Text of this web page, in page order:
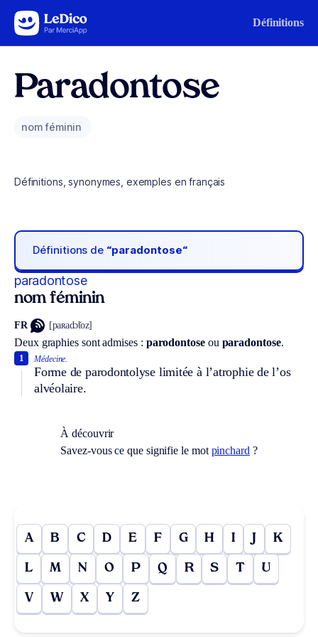
Aller au contenu Définitions
Paradontose
nom féminin
Définitions, synonymes, exemples en français
Définitions de “paradontose“
paradontose
nom féminin
FR [paʀadɔ̃toz]
Deux graphies sont admises : parodontoseou paradontose.
Médecine.
Forme de parodontolyse limitée à l’atrophie de l’os
alvéolaire.
1
À découvrir
Savez-vous ce que signifie le mot pinchard ?
A B C D E F G H I J K
L M N O P Q R S T U
V W X Y Z